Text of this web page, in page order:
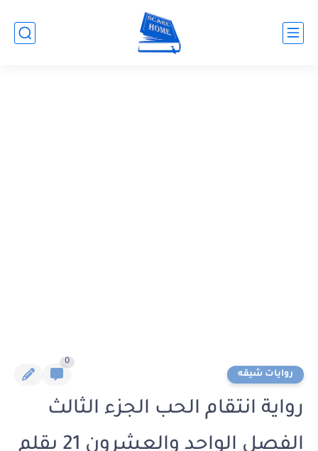
روايات شيقه
0
رواية انتقام الحب الجزء الثالث
الفصل الواحد والعشرون 21 بقلم